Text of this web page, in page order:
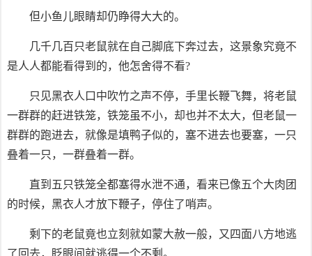
但小鱼儿眼睛却仍睁得大大的。
几千几百只老鼠就在自己脚底下奔过去，这景象究竟不
是人人都能看得到的，他怎舍得不看?
只见黑衣人口中吹竹之声不停，手里长鞭飞舞，将老鼠
一群群的赶进铁笼，铁笼虽不小，却也并不太大，但老鼠一
群群的跑进去，就像是填鸭子似的，塞不进去也要塞，一只
叠着一只，一群叠着一群。
直到五只铁笼全都塞得水泄不通，看来已像五个大肉团
的时候，黑衣人才放下鞭子，停住了哨声。
剩下的老鼠竟也立刻就如蒙大赦一般，又四面八方地逃
了回去，眨眼间就逃得一个不剩。